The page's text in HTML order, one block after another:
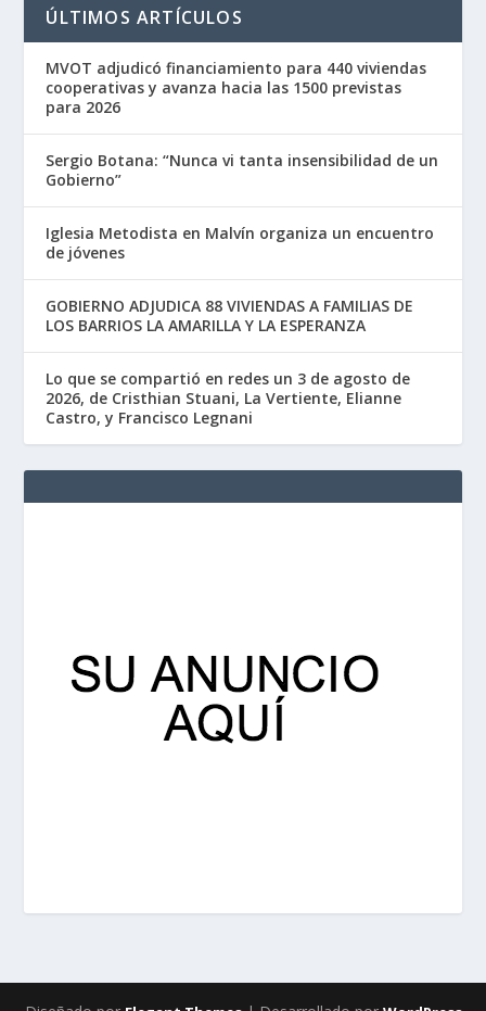
ÚLTIMOS ARTÍCULOS
MVOT adjudicó financiamiento para 440 viviendas
cooperativas y avanza hacia las 1500 previstas
para 2026
Sergio Botana: “Nunca vi tanta insensibilidad de un
Gobierno”
Iglesia Metodista en Malvín organiza un encuentro
de jóvenes
GOBIERNO ADJUDICA 88 VIVIENDAS A FAMILIAS DE
LOS BARRIOS LA AMARILLA Y LA ESPERANZA
Lo que se compartió en redes un 3 de agosto de
2026, de Cristhian Stuani, La Vertiente, Elianne
Castro, y Francisco Legnani